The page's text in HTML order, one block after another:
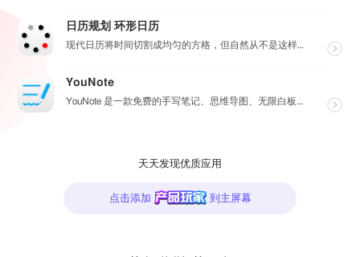
日历规划 环形日历
现代日历将时间切割成均匀的方格，但自然从不是这样运作的——CircleTime让日历重新连接时间的自...
YouNote
YouNote 是一款免费的手写笔记、思维导图、无限白板应用。可以导入 pdf 标注。功能完全免费，...
天天发现优质应用
点击添加 到主屏幕